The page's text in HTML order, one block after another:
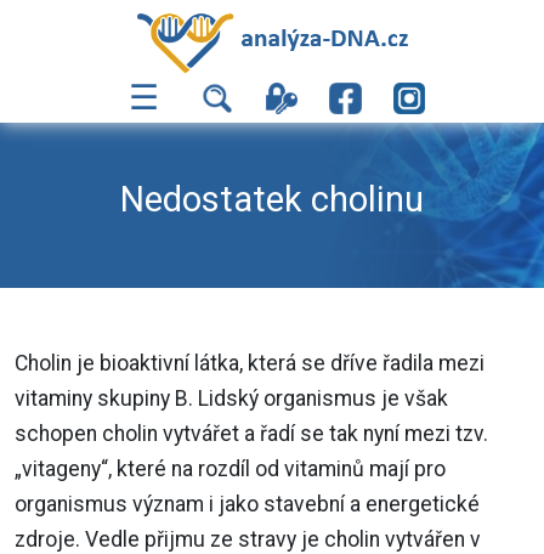
☰
Nedostatek cholinu
Cholin je bioaktivní látka, která se dříve řadila mezi
vitaminy skupiny B. Lidský organismus je však
schopen cholin vytvářet a řadí se tak nyní mezi tzv.
„vitageny“, které na rozdíl od vitaminů mají pro
organismus význam i jako stavební a energetické
zdroje. Vedle přijmu ze stravy je cholin vytvářen v